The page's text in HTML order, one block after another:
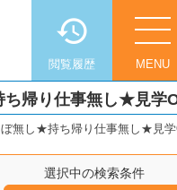
MENU
閲覧履歴
ち帰り仕事無し★見学
無し★持ち帰り仕事無し★見
選択中の検索条件